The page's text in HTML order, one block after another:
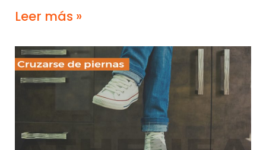
Leer más »